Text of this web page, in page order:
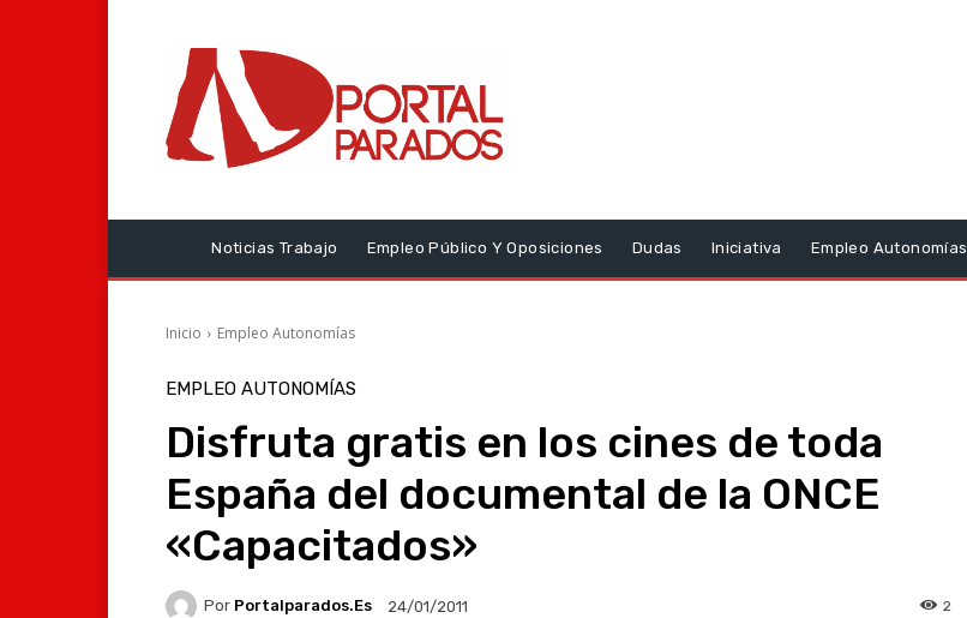
Noticias Trabajo Empleo Público Y Oposiciones Dudas Iniciativa Empleo Autonomías
Inicio Empleo Autonomías
EMPLEO AUTONOMÍAS
Disfruta gratis en los cines de toda
España del documental de la ONCE
«Capacitados»
Por Portalparados.es 24/01/2011 2